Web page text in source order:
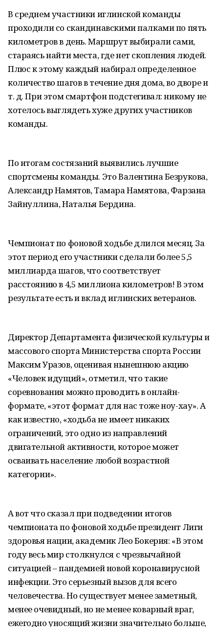
В среднем участники иглинской команды
проходили со скандинавскими палками по пять
километров в день. Маршрут выбирали сами,
стараясь найти места, где нет скопления людей.
Плюс к этому каждый набирал определенное
количество шагов в течение дня дома, во дворе и
т. д. При этом смартфон подстегивал: никому не
хотелось выглядеть хуже других участников
команды.
По итогам состязаний выявились лучшие
спортсмены команды. Это Валентина Безрукова,
Александр Намятов, Тамара Намятова, Фарзана
Зайнуллина, Наталья Бердина.
Чемпионат по фоновой ходьбе длился месяц. За
этот период его участники сделали более 5,5
миллиарда шагов, что соответствует
расстоянию в 4,5 миллиона километров! В этом
результате есть и вклад иглинских ветеранов.
Директор Департамента физической культуры и
массового спорта Министерства спорта России
Максим Уразов, оценивая нынешнюю акцию
«Человек идущий», отметил, что такие
соревнования можно проводить в онлайн-
формате, «этот формат для нас тоже ноу-хау». А
как известно, «ходьба не имеет никаких
ограничений, это одно из направлений
двигательной активности, которое может
осваивать население любой возрастной
категории».
А вот что сказал при подведении итогов
чемпионата по фоновой ходьбе президент Лиги
здоровья нации, академик Лео Бокерия: «В этом
году весь мир столкнулся с чрезвычайной
ситуацией – пандемией новой коронавирусной
инфекции. Это серьезный вызов для всего
человечества. Но существует менее заметный,
менее очевидный, но не менее коварный враг,
ежегодно уносящий жизни значительно больше,